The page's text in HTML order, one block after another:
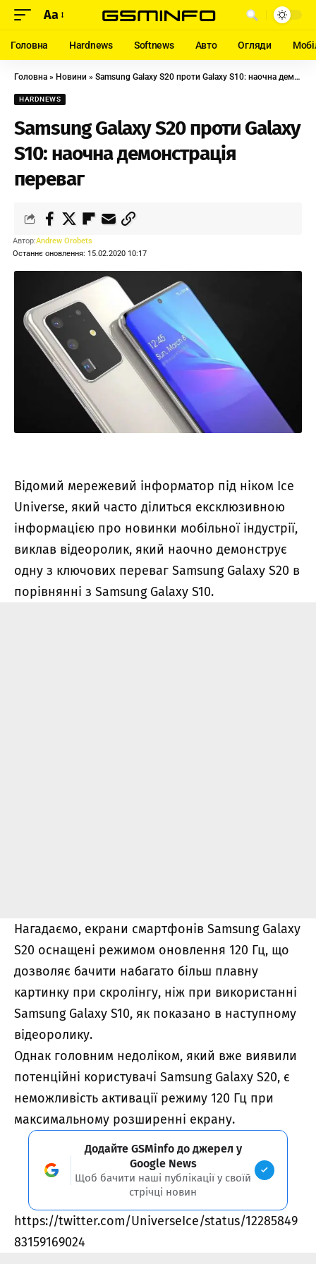
Aa
Головна Hardnews Softnews Авто Огляди
Головна » Новини » Samsung Galaxy S20 проти Galaxy S10: наочна демонстрація переваг
HARDNEWS
Samsung Galaxy S20 проти Galaxy
S10: наочна демонстрація
переваг
Останнє оновлення: 15.02.2020 10:17
Автор:Andrew Orobets
Відомий мережевий інформатор під ніком Ice
Universe, який часто ділиться ексклюзивною
інформацією про новинки мобільної індустрії,
виклав відеоролик, який наочно демонструє
одну з ключових переваг Samsung Galaxy S20 в
порівнянні з Samsung Galaxy S10.
Нагадаємо, екрани смартфонів Samsung Galaxy
S20 оснащені режимом оновлення 120 Гц, що
дозволяє бачити набагато більш плавну
картинку при скролінгу, ніж при використанні
Samsung Galaxy S10, як показано в наступному
відеоролику.
Однак головним недоліком, який вже виявили
потенційні користувачі Samsung Galaxy S20, є
неможливість активації режиму 120 Гц при
максимальному розширенні екрану.
Додайте GSMinfo до джерел у
Google News
Щоб бачити наші публікації у своїй
стрічці новин
https://twitter.com/UniverseIce/status/12285849
83159169024